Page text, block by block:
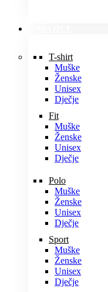
T-shirt
Muške
Ženske
Unisex
Dječje
Fit
Muške
Ženske
Unisex
Dječje
Polo
Muške
Ženske
Unisex
Dječje
Sport
Muške
Ženske
Unisex
Dječje